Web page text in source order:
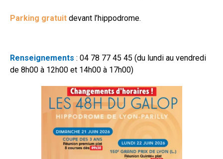
Parking gratuit devant l’hippodrome.
Renseignements : 04 78 77 45 45 (du lundi au vendredi
de 8h00 à 12h00 et 14h00 à 17h00)